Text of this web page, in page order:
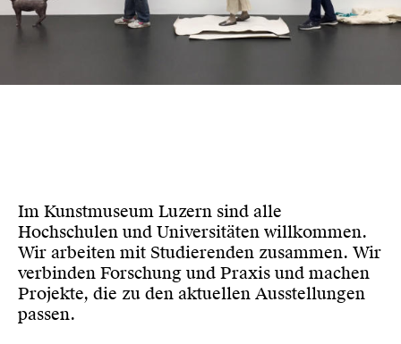
Im Kunstmuseum Luzern sind alle
Hochschulen und Universitäten willkommen.
Wir arbeiten mit Studierenden zusammen. Wir
verbinden Forschung und Praxis und machen
Projekte, die zu den aktuellen Ausstellungen
passen.